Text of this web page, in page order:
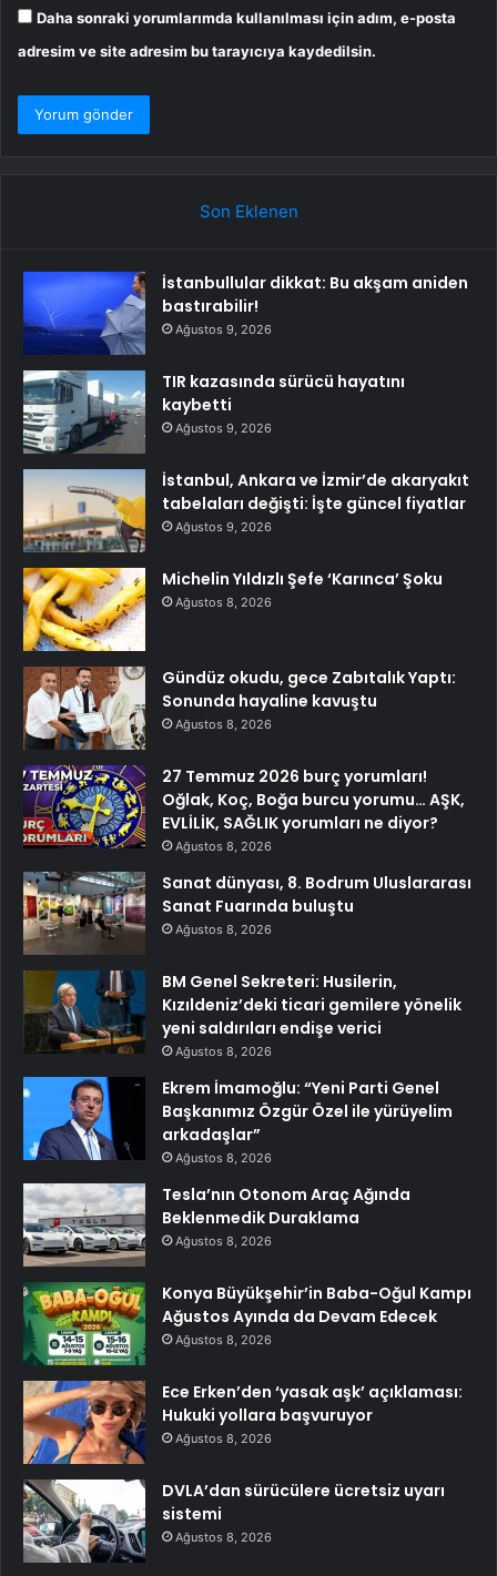
Daha sonraki yorumlarımda kullanılması için adım, e-posta
adresim ve site adresim bu tarayıcıya kaydedilsin.
Son Eklenen
İstanbullular dikkat: Bu akşam aniden
bastırabilir!
Ağustos 9, 2026
TIR kazasında sürücü hayatını
kaybetti
Ağustos 9, 2026
İstanbul, Ankara ve İzmir’de akaryakıt
tabelaları değişti: İşte güncel fiyatlar
Ağustos 9, 2026
Michelin Yıldızlı Şefe ‘Karınca’ Şoku
Ağustos 8, 2026
Gündüz okudu, gece Zabıtalık Yaptı:
Sonunda hayaline kavuştu
Ağustos 8, 2026
27 Temmuz 2026 burç yorumları!
Oğlak, Koç, Boğa burcu yorumu… AŞK,
EVLİLİK, SAĞLIK yorumları ne diyor?
Ağustos 8, 2026
Sanat dünyası, 8. Bodrum Uluslararası
Sanat Fuarında buluştu
Ağustos 8, 2026
BM Genel Sekreteri: Husilerin,
Kızıldeniz’deki ticari gemilere yönelik
yeni saldırıları endişe verici
Ağustos 8, 2026
Ekrem İmamoğlu: “Yeni Parti Genel
Başkanımız Özgür Özel ile yürüyelim
arkadaşlar”
Ağustos 8, 2026
Tesla’nın Otonom Araç Ağında
Beklenmedik Duraklama
Ağustos 8, 2026
Konya Büyükşehir’in Baba-Oğul Kampı
Ağustos Ayında da Devam Edecek
Ağustos 8, 2026
Ece Erken’den ‘yasak aşk’ açıklaması:
Hukuki yollara başvuruyor
Ağustos 8, 2026
DVLA’dan sürücülere ücretsiz uyarı
sistemi
Ağustos 8, 2026